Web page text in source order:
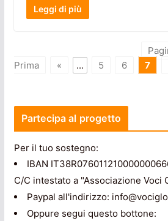
Leggi di più
Prima
« ... 5 6 7
Partecipa al progetto
Per il tuo sostegno:
IBAN
C/C intestato a "Associazione Voci
Paypal all'indirizzo:
Oppure segui questo bottone: